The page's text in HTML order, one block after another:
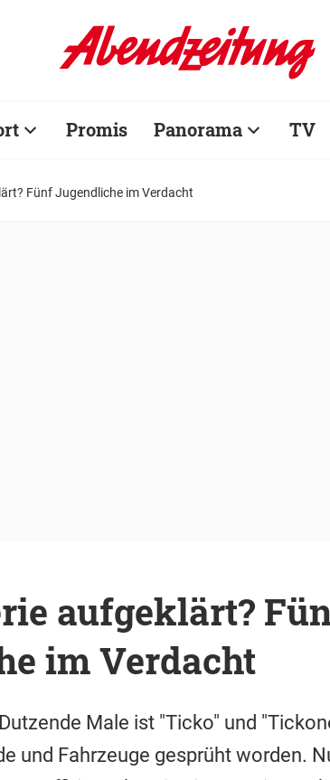
Promis Panorama TV
Fünf Jugendliche im Verdacht
aufgeklärt?
im Verdacht
Male ist "Ticko" und
und Fahrzeuge gesprüht worden.